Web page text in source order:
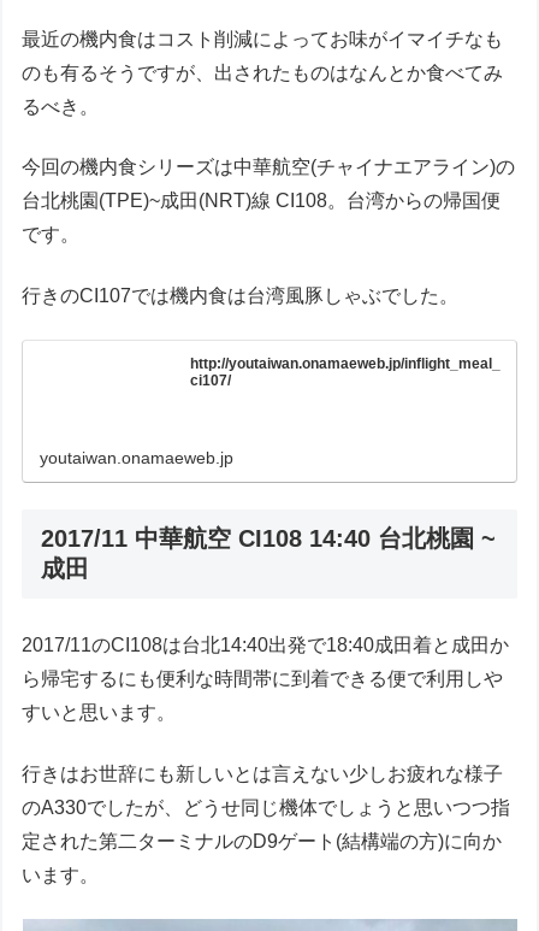
最近の機内食はコスト削減によってお味がイマイチなも
のも有るそうですが、出されたものはなんとか食べてみ
るべき。
今回の機内食シリーズは中華航空(チャイナエアライン)の
台北桃園(TPE)~成田(NRT)線 CI108。台湾からの帰国便
です。
行きのCI107では機内食は台湾風豚しゃぶでした。
http://youtaiwan.onamaeweb.jp/inflight_meal_
ci107/
youtaiwan.onamaeweb.jp
2017/11 中華航空 CI108 14:40 台北桃園 ~
成田
2017/11のCI108は台北14:40出発で18:40成田着と成田か
ら帰宅するにも便利な時間帯に到着できる便で利用しや
すいと思います。
行きはお世辞にも新しいとは言えない少しお疲れな様子
のA330でしたが、どうせ同じ機体でしょうと思いつつ指
定された第二ターミナルのD9ゲート(結構端の方)に向か
います。